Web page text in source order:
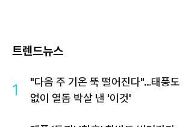
트렌드뉴스
1
"다음 주 기온 뚝 떨어진다"…태풍도
없이 열돔 박살 낸 '이것'